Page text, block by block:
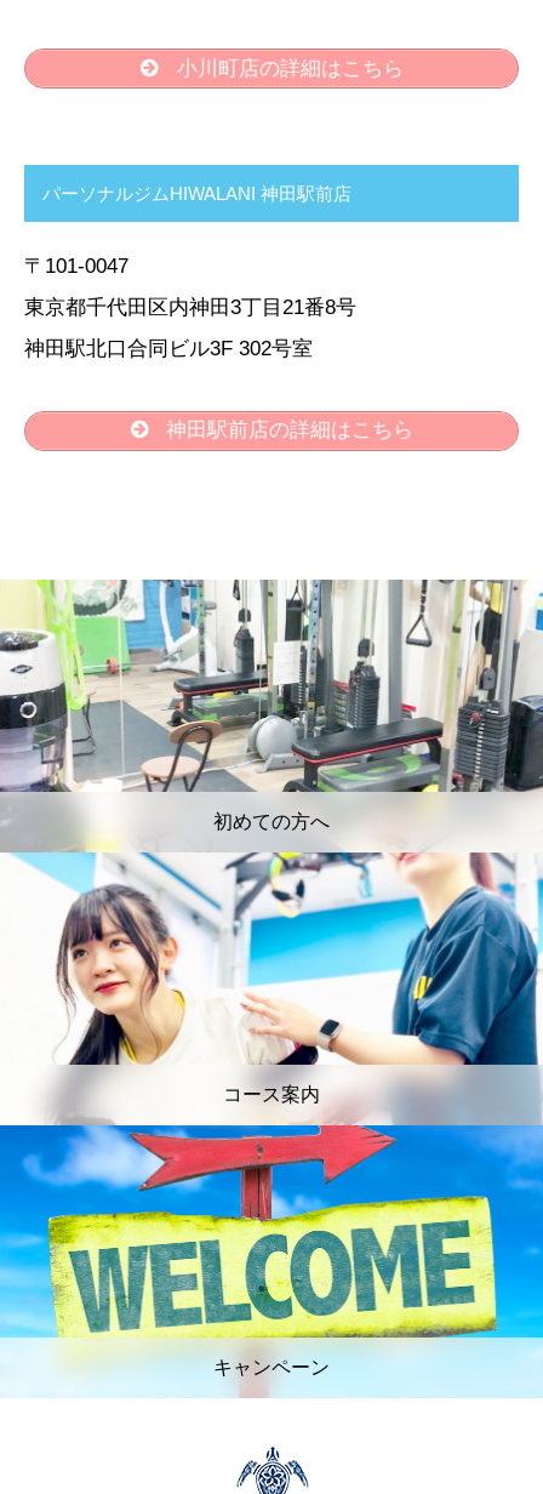
小川町店の詳細はこちら
パーソナルジムHIWALANI 神田駅前店
〒101-0047
東京都千代田区内神田3丁目21番8号
神田駅北口合同ビル3F 302号室
神田駅前店の詳細はこちら
初めての方へ
コース案内
キャンペーン